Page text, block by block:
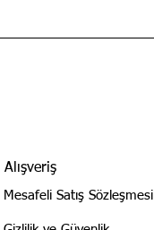
Alışveriş
Mesafeli Satış Sözleşmesi